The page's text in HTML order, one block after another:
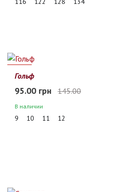
34%
Гольф
95.00 грн 145.00
В наличии
9 10 11 12